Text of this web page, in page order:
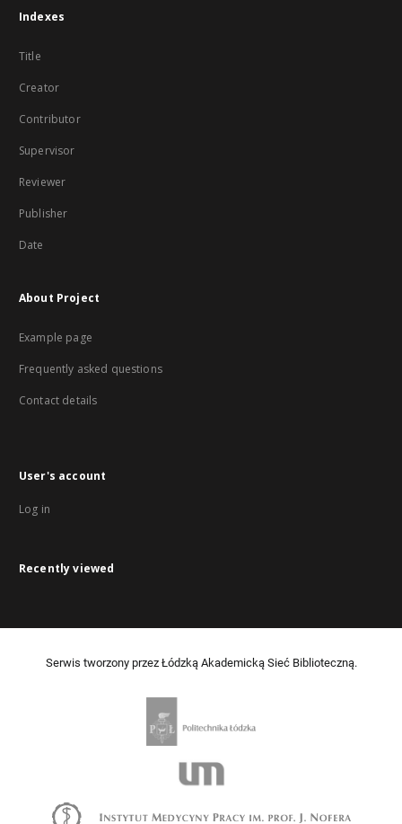
Indexes
Title
Creator
Contributor
Supervisor
Reviewer
Publisher
Date
About Project
Example page
Frequently asked questions
Contact details
User's account
Log in
Recently viewed
Serwis tworzony przez Łódzką Akademicką Sieć Biblioteczną.